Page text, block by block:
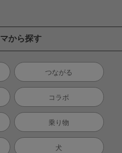
から探す
つながる
コラボ
乗り物
犬